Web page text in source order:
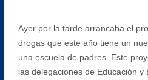
Ayer por la tarde arrancaba el
drogas que este año tiene un
una escuela de padres. Este
las delegaciones de Educación y